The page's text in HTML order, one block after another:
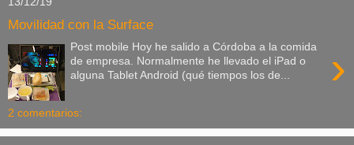
Movilidad con la Surface
›
Post mobile Hoy he salido a Córdoba a la comida
de empresa. Normalmente he llevado el iPad o
alguna Tablet Android (qué tiempos los de...
2 comentarios: